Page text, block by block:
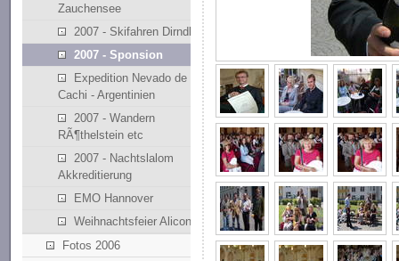
Zauchensee
2007 - Skifahren Dirndllift
2007 - Sponsion
Expedition Nevado de
Cachi - Argentinien
2007 - Wandern
RÃ¶thelstein etc
2007 - Nachtslalom
Akkreditierung
EMO Hannover
Weihnachtsfeier Alicona
Fotos 2006